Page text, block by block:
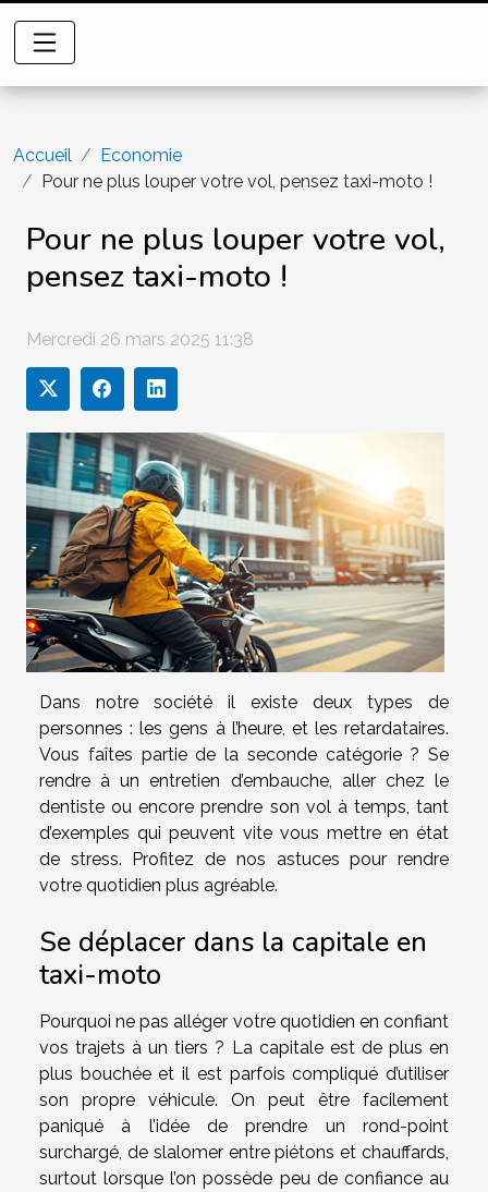
Accueil
Economie
Pour ne plus louper votre vol, pensez taxi-moto !
Pour ne plus louper votre vol,
pensez taxi-moto !
Mercredi 26 mars 2025 11:38
Dans notre société il existe deux types de
personnes : les gens à l’heure, et les retardataires.
Vous faîtes partie de la seconde catégorie ? Se
rendre à un entretien d’embauche, aller chez le
dentiste ou encore prendre son vol à temps, tant
d’exemples qui peuvent vite vous mettre en état
de stress. Profitez de nos astuces pour rendre
votre quotidien plus agréable.
Se déplacer dans la capitale en
taxi-moto
Pourquoi ne pas alléger votre quotidien en confiant
vos trajets à un tiers ? La capitale est de plus en
plus bouchée et il est parfois compliqué d’utiliser
son propre véhicule. On peut être facilement
paniqué à l’idée de prendre un rond-point
surchargé, de slalomer entre piétons et chauffards,
surtout lorsque l’on possède peu de confiance au